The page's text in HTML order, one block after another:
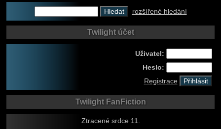
rozšířené hledání
Twilight účet
Uživatel:
Heslo:
Registrace
Twilight FanFiction
Ztracené srdce 11.